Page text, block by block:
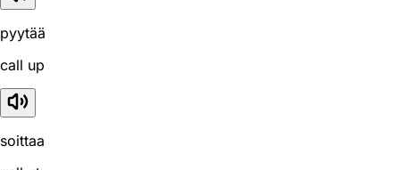
pyytää
call up
soittaa